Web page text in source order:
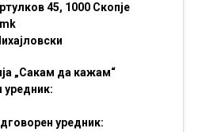
45, 1000 Скопје
„Сакам да кажам“
уредник:
уредник: